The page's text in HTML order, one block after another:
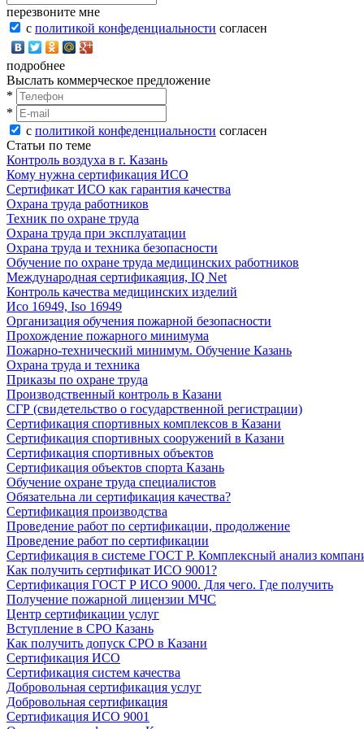
перезвоните мне
с политикой конфеденциальности согласен
подробнее
Выслать коммерческое предложение
*
*
с политикой конфеденциальности согласен
Статьи по теме
Контроль воздуха в г. Казань
Кому нужна сертификация ИСО
Сертификат ИСО как гарантия качества
Охрана труда работников
Техник по охране труда
Охрана труда при эксплуатации
Охрана труда и техника безопасности
Обучение по охране труда медицинских работников
Международная сертификаяция, IQ Net
Контроль качества медицинских изделий
Исо 16949, Iso 16949
Организация обучения пожарной безопасности
Прохождение пожарного минимума
Пожарно-технический минимум. Обучение Казань
Охрана труда и техника
Приказы по охране труда
Производственный контроль в Казани
СГР (свидетельство о государственной регистрации)
Сертификация спортивных комплексов в Казани
Сертификация спортивных сооружений в Казани
Сертификация спортивных объектов
Сертификация объектов спорта Казань
Обучение охране труда специалистов
Обязательна ли сертификация качества?
Сертификация производства
Проведение работ по сертификации, продолжение
Проведение работ по сертификации
Сертификация в системе ГОСТ Р. Комплексный анализ
Как получить сертификат ИСО 9001?
Сертификация ГОСТ Р ИСО 9000. Для чего. Где получить
Получение пожарной лицензии МЧС
Центр сертификации услуг
Вступление в СРО Казань
Как получить допуск СРО в Казани
Сертификация ИСО
Сертификация систем качества
Добровольная сертификация услуг
Добровольная сертификация
Сертификация ИСО 9001